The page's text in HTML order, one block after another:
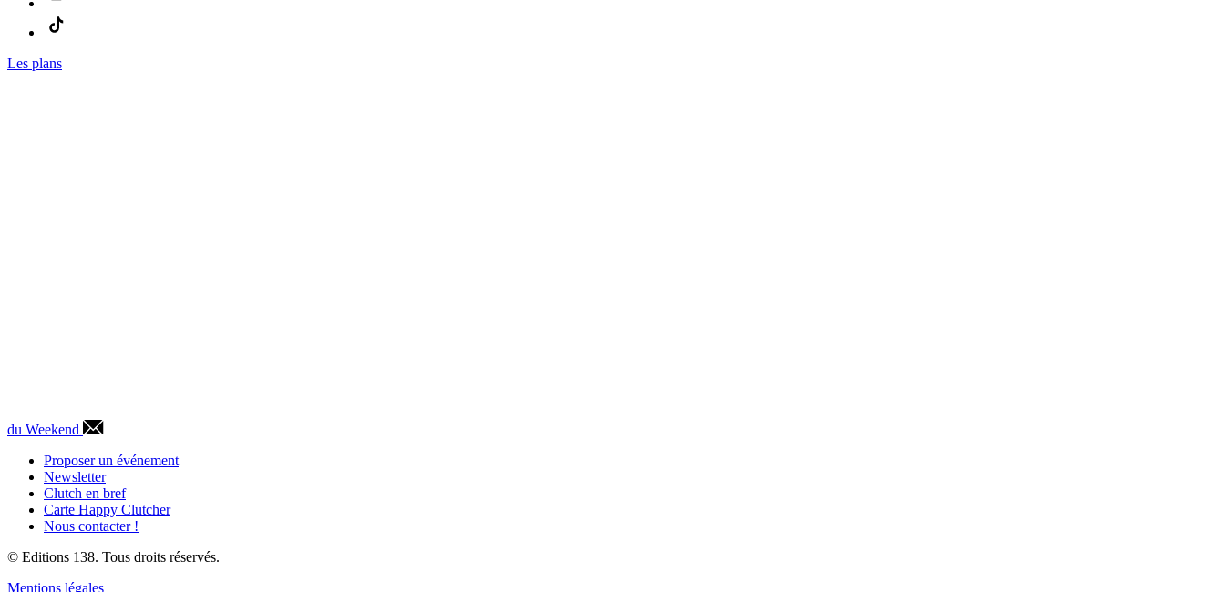
Les plans
du Weekend
Proposer un événement
Newsletter
Clutch en bref
Carte Happy Clutcher
Nous contacter !
© Editions 138. Tous droits réservés.
Mentions légales